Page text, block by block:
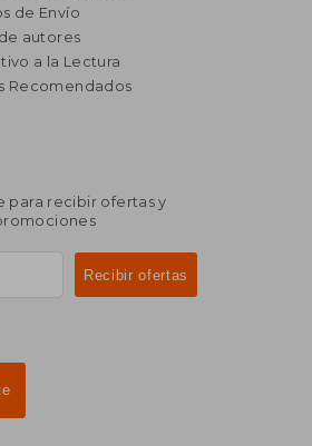
de Envío
autores
a la Lectura
Recomendados
para recibir ofertas y